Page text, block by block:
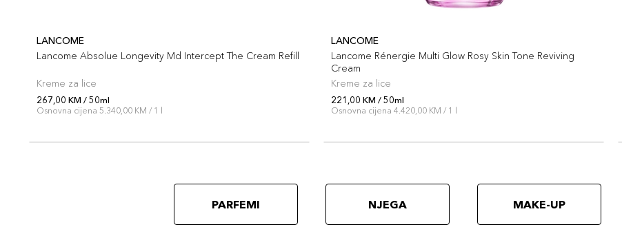
LANCOME
Lancome Absolue Longevity Md Intercept The Cream Refill
Kreme za lice
267,00 KM / 50ml
Osnovna cijena 5.340,00 KM / 1 l
LANCOME
Lancome Rénergie Multi Glow Rosy Skin Tone Reviving
Cream
Kreme za lice
221,00 KM / 50ml
Osnovna cijena 4.420,00 KM / 1 l
PARFEMI NJEGA MAKE-UP